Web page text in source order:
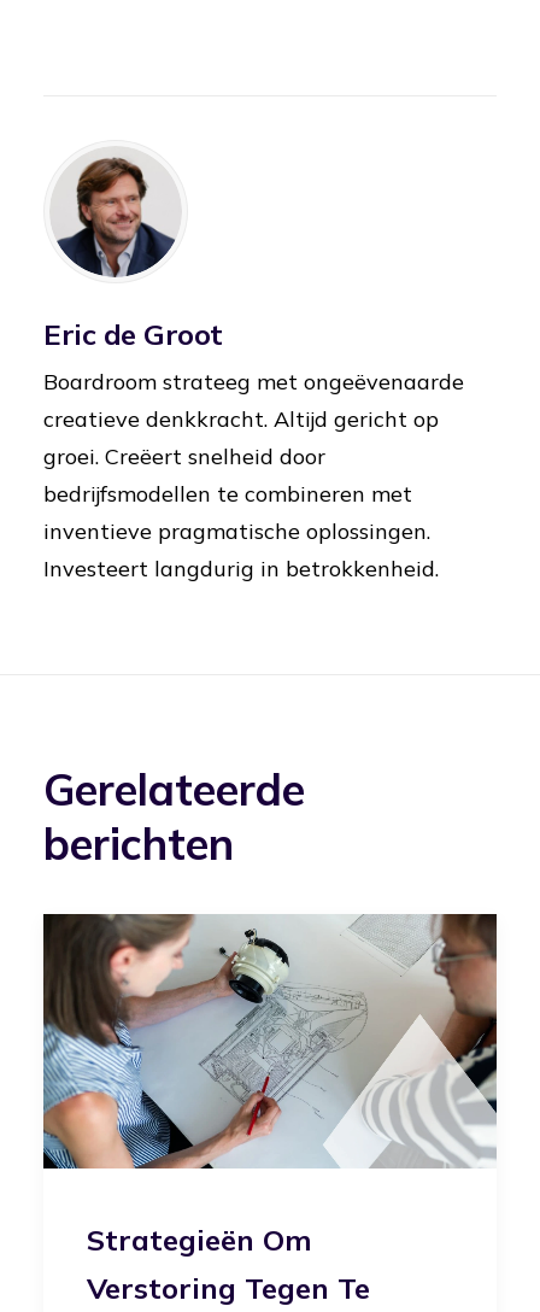
Eric de Groot
Boardroom strateeg met ongeëvenaarde
creatieve denkkracht. Altijd gericht op
groei. Creëert snelheid door
bedrijfsmodellen te combineren met
inventieve pragmatische oplossingen.
Investeert langdurig in betrokkenheid.
Gerelateerde
berichten
Strategieën Om
Verstoring Tegen Te